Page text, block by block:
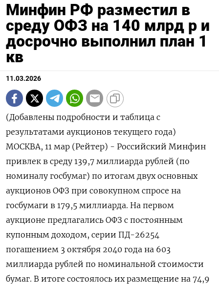
Минфин РФ разместил в
среду ОФЗ на 140 млрд р и
досрочно выполнил план 1
кв
11.03.2026
(Добавлены подробности и таблица с
результатами аукционов текущего года)
МОСКВА, 11 мар (Рейтер) - Российский Минфин
привлек в среду 139,7 миллиарда рублей (по
номиналу госбумаг) по итогам двух основных
аукционов ОФЗ при совокупном спросе на
‌госбумаги в 179,5 миллиарда. На первом
аукционе предлагались ОФЗ с постоянным
купонным доходом, серии ПД-26254
погашением 3 октября 2040 года на 603
миллиарда рублей по номинальной стоимости
бумаг. В итоге состоялось ​их размещение на 74,9